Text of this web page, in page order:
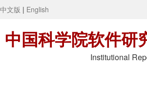
中文版 | English
中国科学院软件研
Institutional